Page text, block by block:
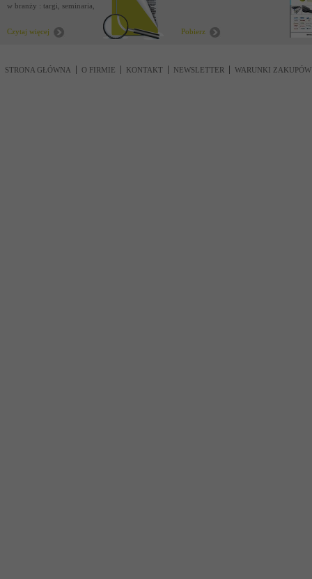
w branży : targi, seminaria,
Czytaj więcej
Pobierz
STRONA GŁÓWNA O FIRMIE KONTAKT NEWSLETTER WARUNKI ZAKUPÓW